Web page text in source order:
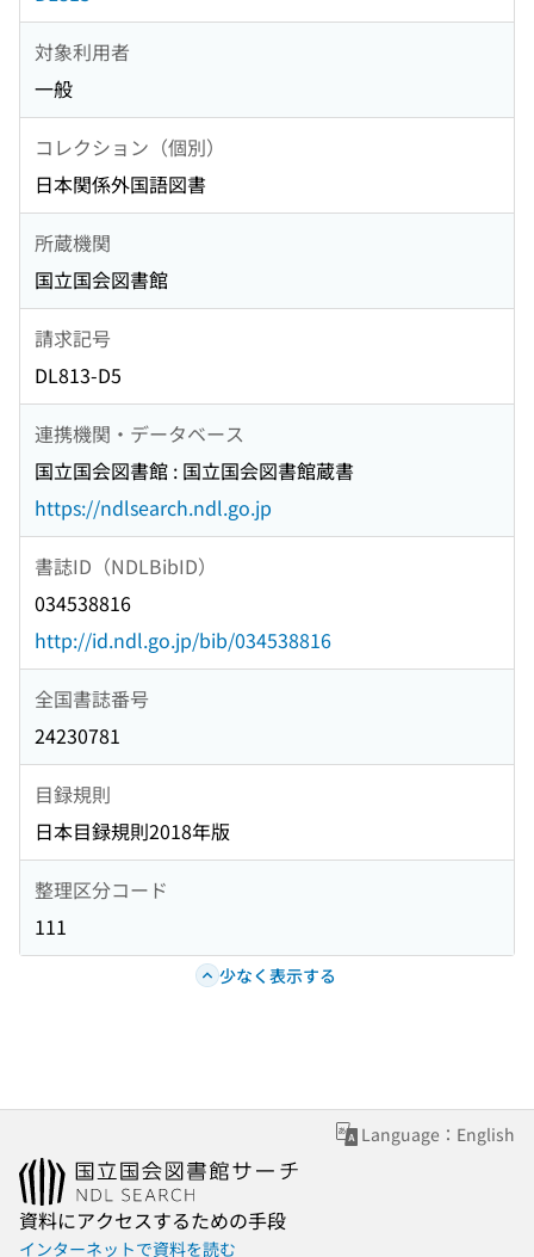
対象利用者
一般
コレクション（個別）
日本関係外国語図書
所蔵機関
国立国会図書館
請求記号
DL813-D5
連携機関・データベース
国立国会図書館 : 国立国会図書館蔵書
https://ndlsearch.ndl.go.jp
書誌ID（NDLBibID）
034538816
http://id.ndl.go.jp/bib/034538816
全国書誌番号
24230781
目録規則
日本目録規則2018年版
整理区分コード
111
少なく表示する
Language：English
資料にアクセスするための手段
インターネットで資料を読む